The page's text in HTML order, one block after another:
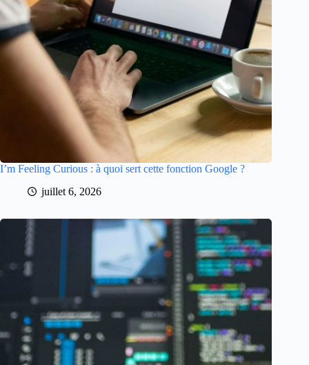
I’m Feeling Curious : à quoi sert cette fonction Google ?
juillet 6, 2026